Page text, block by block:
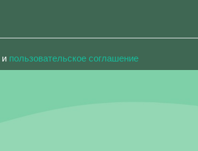
и пользовательское соглашение